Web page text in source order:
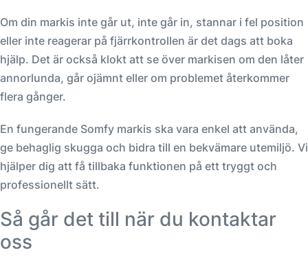
Om din markis inte går ut, inte går in, stannar i fel position
eller inte reagerar på fjärrkontrollen är det dags att boka
hjälp. Det är också klokt att se över markisen om den låter
annorlunda, går ojämnt eller om problemet återkommer
flera gånger.
En fungerande Somfy markis ska vara enkel att använda,
ge behaglig skugga och bidra till en bekvämare utemiljö. Vi
hjälper dig att få tillbaka funktionen på ett tryggt och
professionellt sätt.
Så går det till när du kontaktar
oss